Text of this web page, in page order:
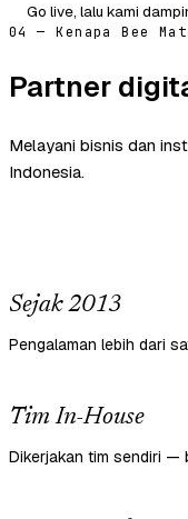
Go live, lalu kami
04 — Kenapa Bee
Partner
Melayani bisnis dan
Indonesia.
Sejak 2013
Pengalaman lebih dari
Tim In-House
Dikerjakan tim sendiri —